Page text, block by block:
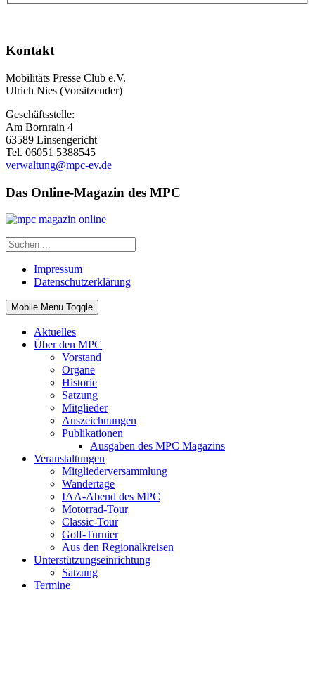
Kontakt
Mobilitäts Presse Club e.V.
Ulrich Nies (Vorsitzender)
Geschäftsstelle:
Am Bornrain 4
63589 Linsengericht
Tel. 06051 5388545
verwaltung@mpc-ev.de
Das Online-Magazin des MPC
Impressum
Datenschutzerklärung
Mobile Menu Toggle
Aktuelles
Über den MPC
Vorstand
Organe
Historie
Satzung
Mitglieder
Auszeichnungen
Publikationen
Ausgaben des MPC Magazins
Veranstaltungen
Mitgliederversammlung
Wandertage
IAA-Abend des MPC
Motorrad-Tour
Classic-Tour
Golf-Turnier
Aus den Regionalkreisen
Unterstützungseinrichtung
Satzung
Termine